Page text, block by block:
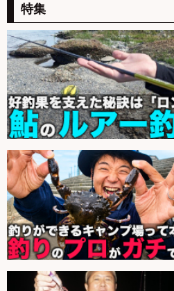
特集